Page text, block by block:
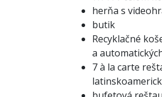
herňa s
butik
Recyklačné
a
7 à la carte